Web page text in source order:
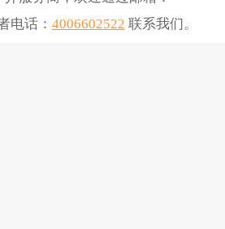
电话： 4006602522 联系我们。